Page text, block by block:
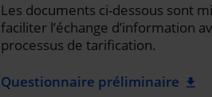
Les documents ci-dessous sont
faciliter l’échange d’information
processus de tarification.
Questionnaire préliminaire